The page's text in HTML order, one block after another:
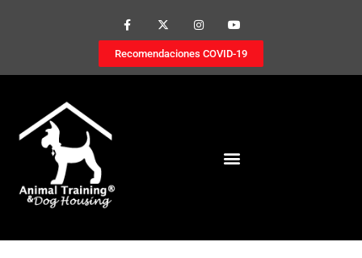
Recomendaciones COVID-19